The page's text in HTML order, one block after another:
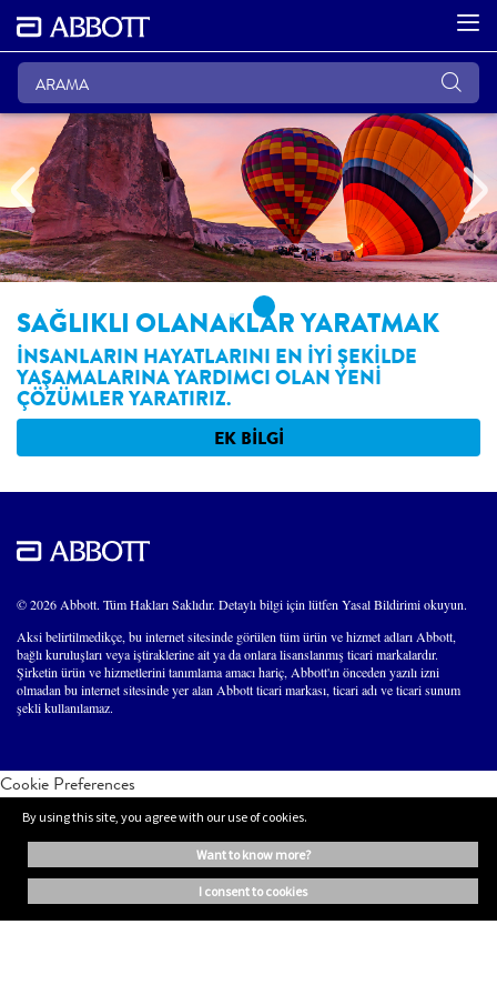
Previous
SAĞLIKLI OLANAKLAR YARATMAK
İNSANLARIN HAYATLARINI EN İYİ ŞEKİLDE
YAŞAMALARINA YARDIMCI OLAN YENİ
ÇÖZÜMLER YARATIRIZ.
EK BİLGİ
© 2026 Abbott. Tüm Hakları Saklıdır. Detaylı bilgi için lütfen Yasal Bildirimi okuyun.
Aksi belirtilmedikçe, bu internet sitesinde görülen tüm ürün ve hizmet adları Abbott,
bağlı kuruluşları veya iştiraklerine ait ya da onlara lisanslanmış ticari markalardır.
Şirketin ürün ve hizmetlerini tanımlama amacı hariç, Abbott'ın önceden yazılı izni
olmadan bu internet sitesinde yer alan Abbott ticari markası, ticari adı ve ticari sunum
şekli kullanılamaz.
Cookie Preferences
By using this site, you agree with our use of cookies.
want to know more?
i consent to cookies